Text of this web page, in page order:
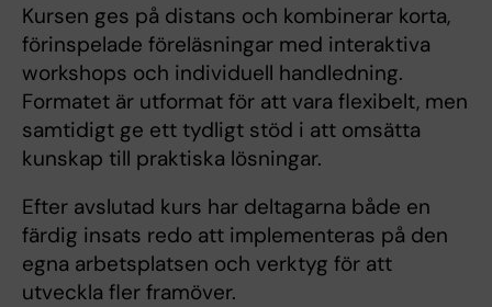
Kursen ges på distans och kombinerar korta,
förinspelade föreläsningar med interaktiva
workshops och individuell handledning.
Formatet är utformat för att vara flexibelt, men
samtidigt ge ett tydligt stöd i att omsätta
kunskap till praktiska lösningar.
Efter avslutad kurs har deltagarna både en
färdig insats redo att implementeras på den
egna arbetsplatsen och verktyg för att
utveckla fler framöver.